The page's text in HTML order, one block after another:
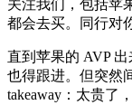
关注我们，包括苹
都会去买。同行对
直到苹果的 AVP
也得跟进。但突然
takeaway：太贵了